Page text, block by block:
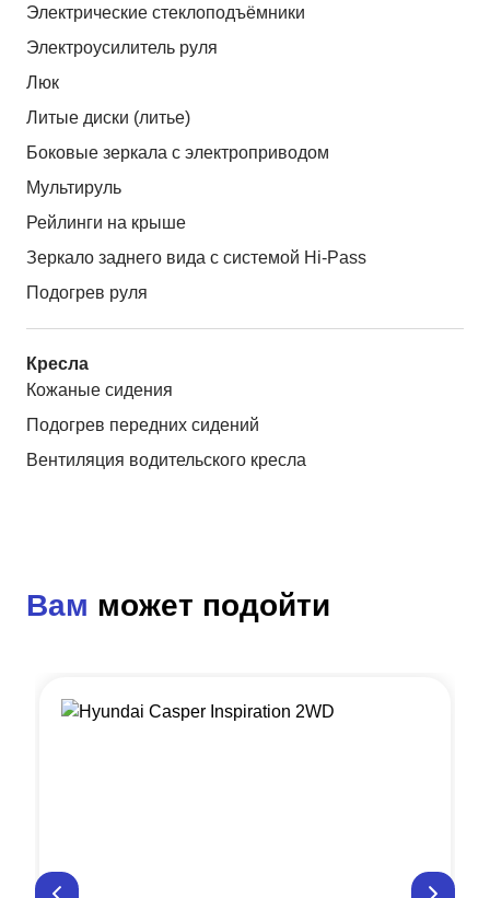
Электрические стеклоподъёмники
Электроусилитель руля
Люк
Литые диски (литье)
Боковые зеркала с электроприводом
Мультируль
Рейлинги на крыше
Зеркало заднего вида с системой Hi-Pass
Подогрев руля
Кресла
Кожаные сидения
Подогрев передних сидений
Вентиляция водительского кресла
Вам может подойти